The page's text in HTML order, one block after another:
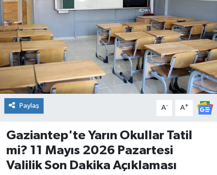
Paylaş A- A+
Gaziantep'te Yarın Okullar Tatil
mi? 11 Mayıs 2026 Pazartesi
Valilik Son Dakika Açıklaması
Edremit
EĞİTİM
EKONOMİ
Erdek
Gömeç
Gönen
Havran